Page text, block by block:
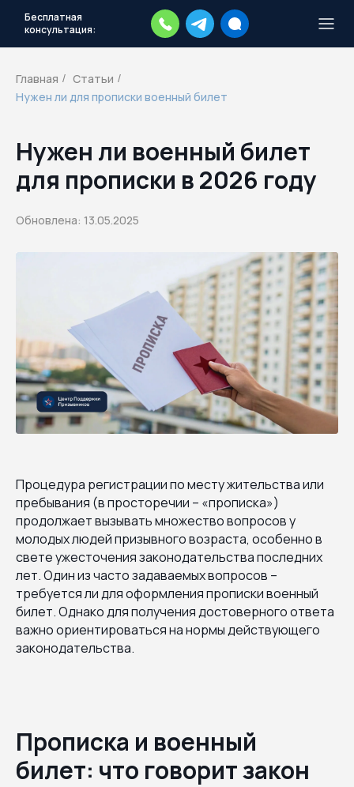
Бесплатная
консультация:
Главная / Статьи /
Нужен ли для прописки военный билет
Нужен ли военный билет
для прописки в 2026 году
Обновлена: 13.05.2025
Процедура регистрации по месту жительства или
пребывания (в просторечии – «прописка»)
продолжает вызывать множество вопросов у
молодых людей призывного возраста, особенно в
свете ужесточения законодательства последних
лет. Один из часто задаваемых вопросов –
требуется ли для оформления прописки военный
билет. Однако для получения достоверного ответа
важно ориентироваться на нормы действующего
законодательства.
Прописка и военный
билет: что говорит закон
каждый день.
действий